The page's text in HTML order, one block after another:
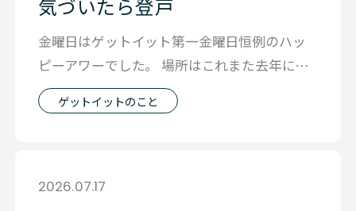
気づいたら登戸
金曜日はゲットイット第一金曜日恒例のハッ
ピーアワーでした。 場所はこれまた去年に続
いて豊洲のWildMagicです。 ハ
ゲットイットのこと
2026.07.17